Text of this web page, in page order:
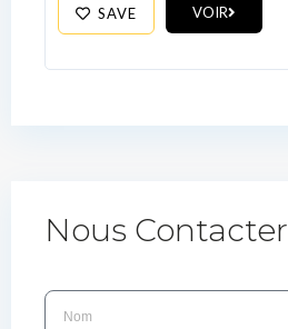
SAVE VOIR
Nous Contacter